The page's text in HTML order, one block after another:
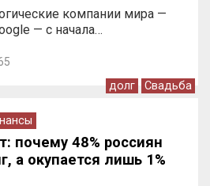
компании мира —
— с начала…
долг Свадьба
почему 48% россиян
а окупается лишь 1%